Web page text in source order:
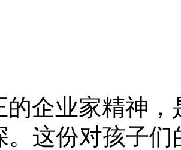
业家精神，
。这份对孩子